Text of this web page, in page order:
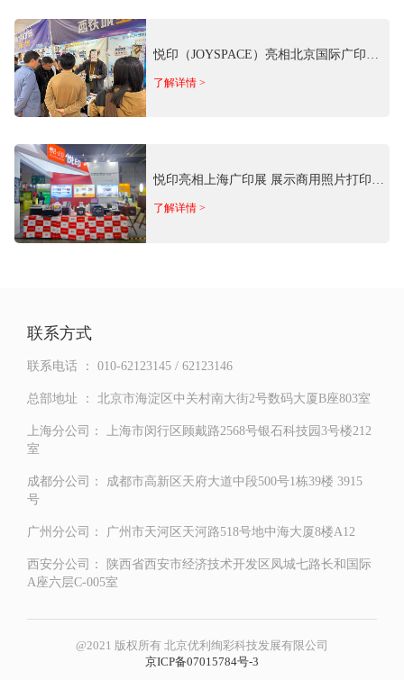
悦印（JOYSPACE）亮相北京国际广印展
了解详情 >
悦印亮相上海广印展 展示商用照片打印全
矩阵产品
了解详情 >
联系方式
联系电话 ： 010-62123145 / 62123146
总部地址 ： 北京市海淀区中关村南大街2号数码大厦B座803室
上海分公司：
上海市闵行区顾戴路2568号银石科技园3号楼212
室
成都分公司：
成都市高新区天府大道中段500号1栋39楼 3915
号
广州分公司： 广州市天河区天河路518号地中海大厦8楼A12
西安分公司：
陕西省西安市经济技术开发区凤城七路长和国际
A座六层C-005室
@2021 版权所有 北京优利绚彩科技发展有限公司
京ICP备07015784号-3